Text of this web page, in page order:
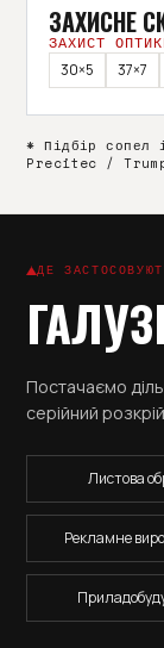
ЗАХИСНЕ
ЗАХИСТ
30×5
37×7
* Підбір сопел
Precitec /
ДЕ
Постачаємо
серійний
Листова
Рекламне